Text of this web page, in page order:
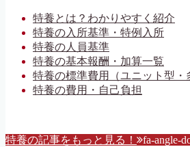
特養とは？わかりやすく紹介
特養の入所基準・特例入所
特養の人員基準
特養の基本報酬・加算一覧
特養の標準費用（ユニット型・
特養の費用・自己負担
特養の記事をもっと見る！ fa-angle-